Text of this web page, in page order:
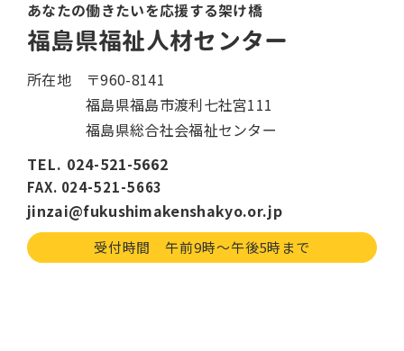
あなたの働きたいを応援する架け橋
福島県福祉人材センター
所在地
〒960-8141
福島県福島市渡利七社宮111
福島県総合社会福祉センター
TEL. 024-521-5662
FAX. 024-521-5663
jinzai@fukushimakenshakyo.or.jp
受付時間 午前9時〜午後5時まで